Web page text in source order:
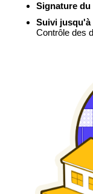
Signature
Suivi jusqu'à
Contrôle des